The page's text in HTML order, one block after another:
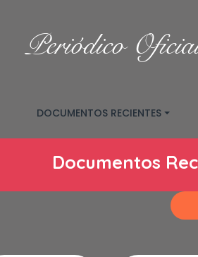
Periódico
(CURRENT)DOCUMENTOS RECIENTES
Documentos